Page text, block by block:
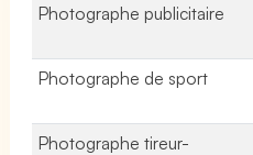
Photographe publicitaire
Photographe de sport
Photographe tireur-